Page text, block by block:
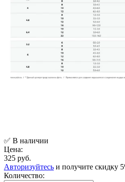
✅ В наличии
Цена:
325 руб.
Авторизуйтесь и получите скидку
Количество: